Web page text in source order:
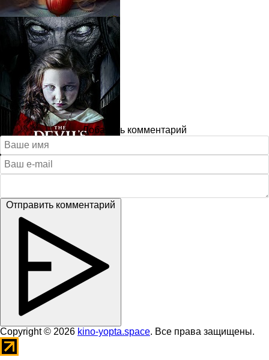
Добавить комментарий
Отправить комментарий
Copyright © 2026 kino-yopta.space. Все права защищены.